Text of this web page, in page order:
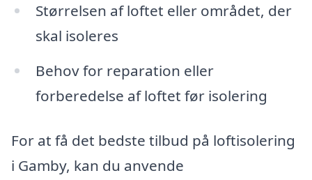
Størrelsen af loftet eller området, der
skal isoleres
Behov for reparation eller
forberedelse af loftet før isolering
For at få det bedste tilbud på loftisolering
i Gamby, kan du anvende